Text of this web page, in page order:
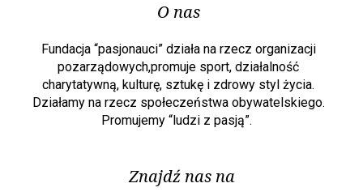
O nas
Fundacja “pasjonauci” działa na rzecz organizacji
pozarządowych,promuje sport, działalność
charytatywną, kulturę, sztukę i zdrowy styl życia.
Działamy na rzecz społeczeństwa obywatelskiego.
Promujemy “ludzi z pasją”.
Znajdź nas na